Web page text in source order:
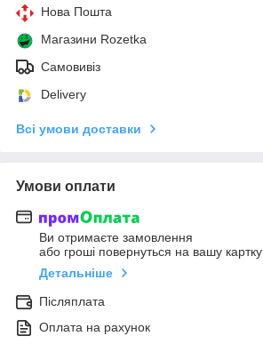
Нова Пошта
Магазини Rozetka
Самовивіз
Delivery
Всі умови доставки
Умови оплати
Ви отримаєте замовлення
або гроші повернуться на вашу картку
Детальніше
Післяплата
Оплата на рахунок